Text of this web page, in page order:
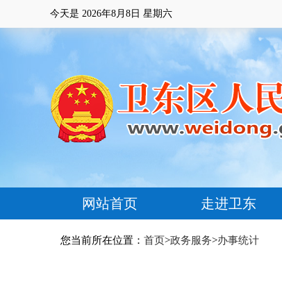
今天是 2026年8月8日 星期六
网站首页 走进卫东
您当前所在位置： 首页>政务服务>办事统计